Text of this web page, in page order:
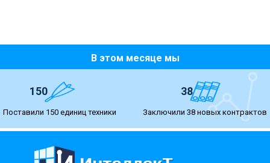
В этом месяце мы
150
Поставили 150 единиц техники
38
Заключили 38 новых контрактов